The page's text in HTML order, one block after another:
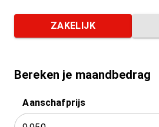
ZAKELIJK
Bereken je maandbedrag
Aanschafprijs